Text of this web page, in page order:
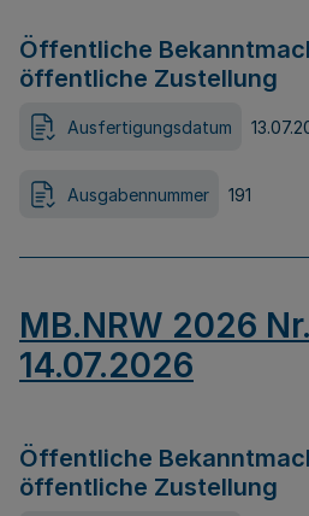
Öffentliche
öffentliche Zustellung
Ausfertigungsdatum
Ausgabennummer 191
MB.NRW 2026
14.07.2026
Öffentliche
öffentliche Zustellung